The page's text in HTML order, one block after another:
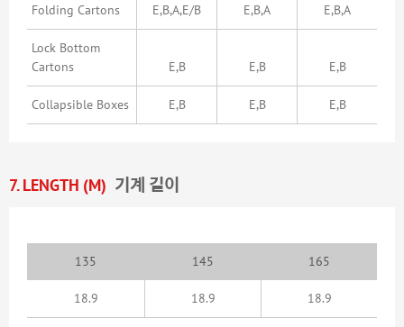
Folding Cartons E,B,A,E/B E,B,A E,B,A
Lock Bottom
Cartons
E,B E,B E,B
Collapsible Boxes E,B E,B E,B
7. LENGTH (M) 기계 길이
135 145 165
18.9 18.9 18.9